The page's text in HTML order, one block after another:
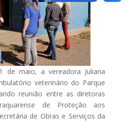
de maio, a vereadora Juliana
veterinário do Parque
reunião entre as diretoras
de Proteção aos
de Obras e Serviços da